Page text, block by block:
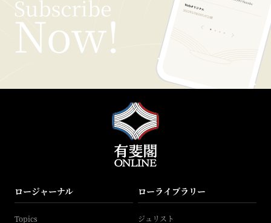
ロージャーナル
Topics
ローライブラリー
ジュリスト